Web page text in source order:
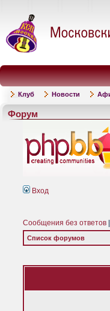
Клуб Новости
Форум
Вход
Сообщения без ответов
Список форумов